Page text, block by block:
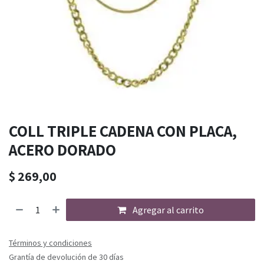
COLL TRIPLE CADENA CON PLACA,
ACERO DORADO
$ 269,00
Agregar al carrito
Términos y condiciones
Grantía de devolución de 30 días